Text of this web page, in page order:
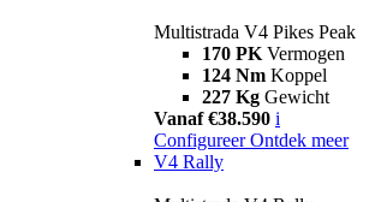
Multistrada V4 Pikes Peak
170 PK Vermogen
124 Nm Koppel
227 Kg Gewicht
Vanaf €38.590 i
Configureer Ontdek meer
V4 Rally